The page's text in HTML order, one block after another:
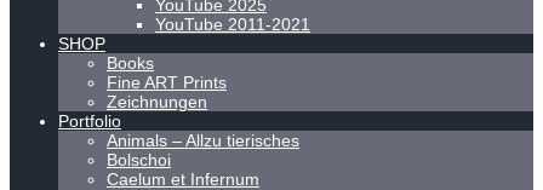
YouTube 2025
YouTube 2011-2021
SHOP
Books
Fine ART Prints
Zeichnungen
Portfolio
Animals – Allzu tierisches
Bolschoi
Caelum et Infernum